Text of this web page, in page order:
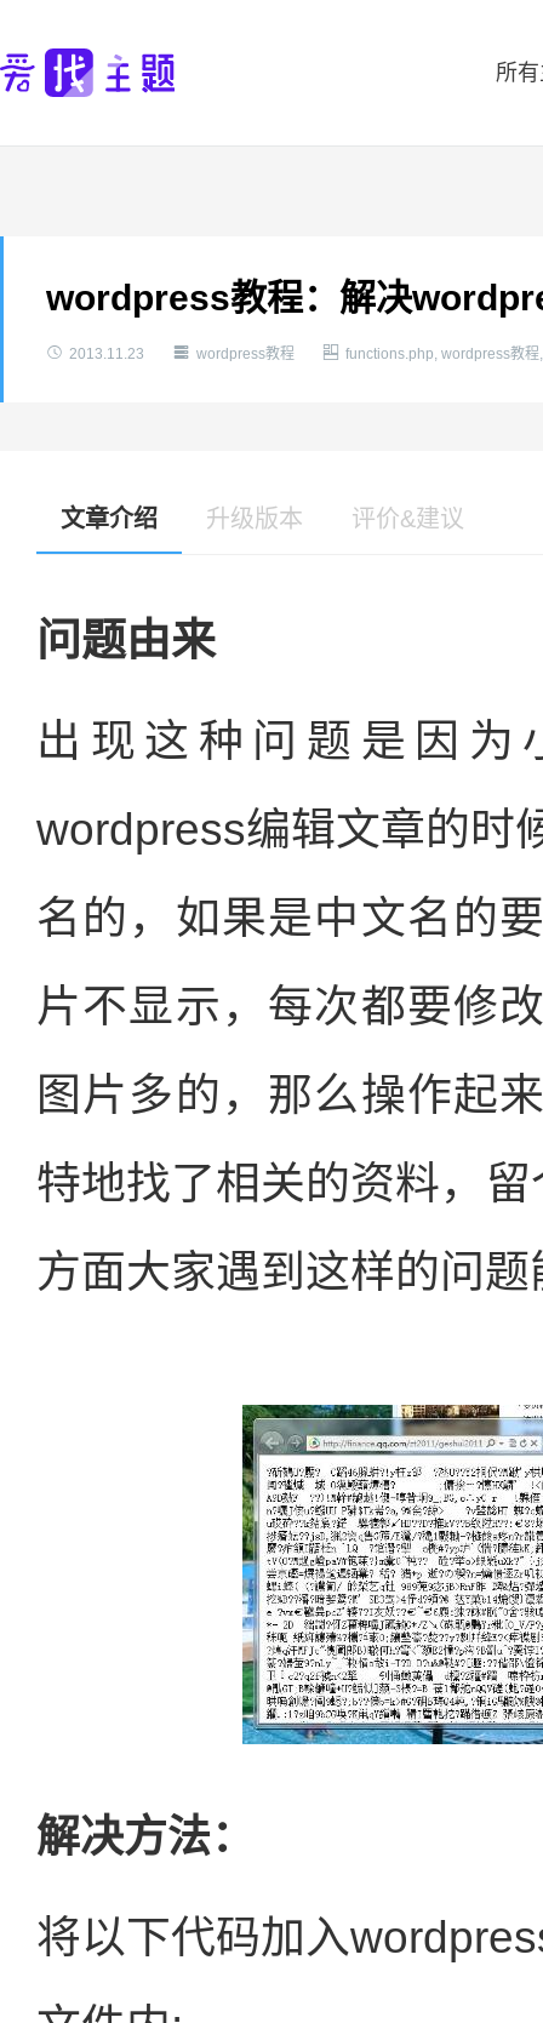
所
wordpress教程：解决
 2013.11.23  wordpress教程  functions.php, wordpress教程
文章介绍 升级版本 评价&建议
问题由来
出现这种问题是因为
wordpress编辑文章的时
名的，如果是中文名的
片不显示，每次都要修
图片多的，那么操作起
特地找了相关的资料，
方面大家遇到这样的问
解决方法：
将以下代码加入